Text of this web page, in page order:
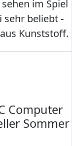
im Spiel
sehr beliebt -
Kunststoff.
Computer
Sommer